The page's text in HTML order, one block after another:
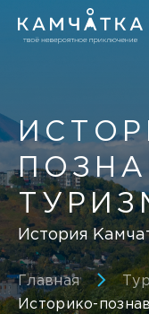
История
Главная
Историко-